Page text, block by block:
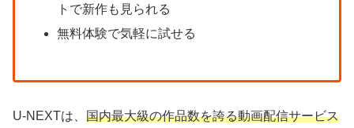
トで新作も見られる
無料体験で気軽に試せる
U-NEXTは、 国内最大級の作品数を誇る動画配信サービス